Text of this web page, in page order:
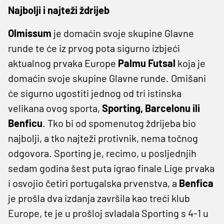
Najbolji i najteži ždrijeb
Olmissum je domaćin svoje skupine Glavne
runde te će iz prvog pota sigurno izbjeći
aktualnog prvaka Europe Palmu Futsal koja je
domaćin svoje skupine Glavne runde. Omišani
će sigurno ugostiti jednog od tri istinska
velikana ovog sporta, Sporting, Barcelonu ili
Benficu . Tko bi od spomenutog ždrijeba bio
najbolji, a tko najteži protivnik, nema točnog
odgovora. Sporting je, recimo, u posljednjih
sedam godina šest puta igrao finale Lige prvaka
i osvojio četiri portugalska prvenstva, a Benfica
je prošla dva izdanja završila kao treći klub
Europe, te je u prošloj svladala Sporting s 4-1 u